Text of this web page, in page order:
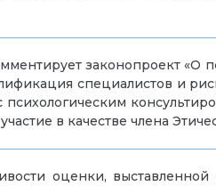
законопроект
специалистов и
в качестве члена
оценки,